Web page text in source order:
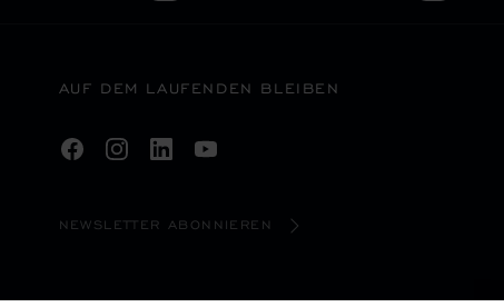
AUF DEM LAUFENDEN BLEIBEN
NEWSLETTER ABONNIEREN